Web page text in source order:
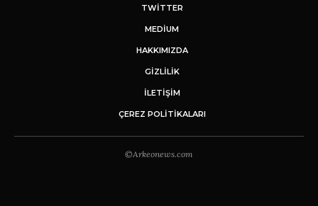
TWITTER
MEDIUM
HAKKIMIZDA
GİZLİLİK
İLETIŞIM
ÇEREZ POLITIKALARI
©Arkeonews.com